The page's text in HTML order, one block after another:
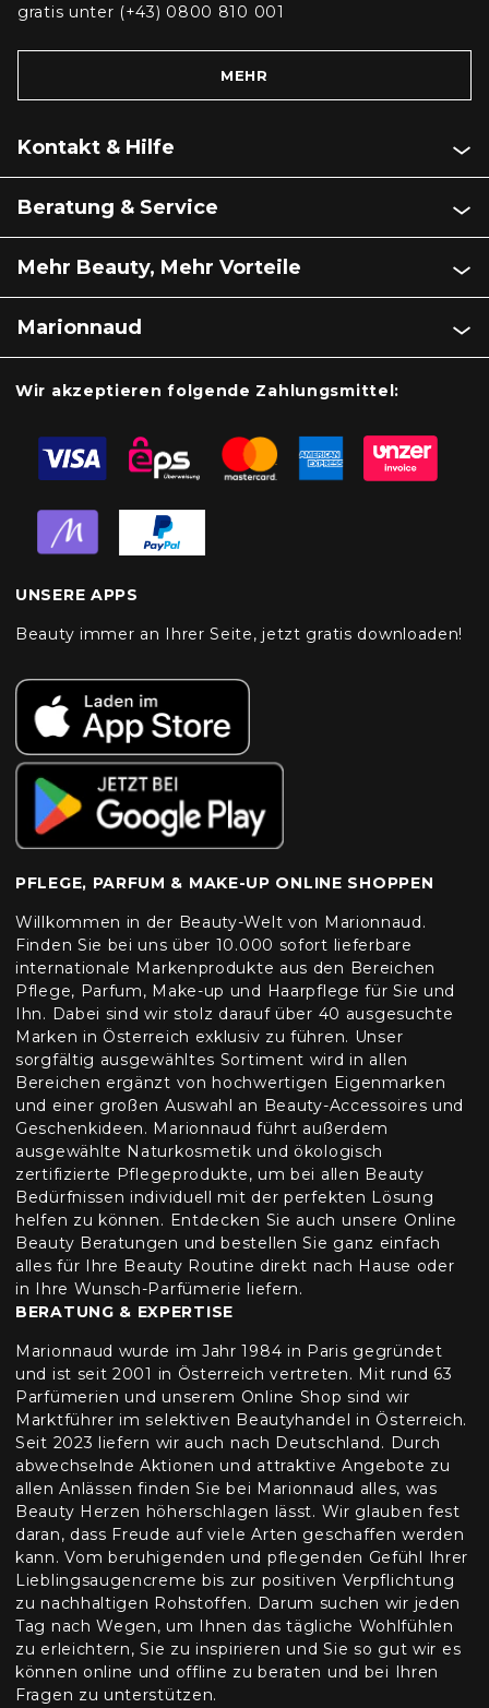
gratis unter (+43) 0800 810 001
MEHR
Kontakt & Hilfe
Beratung & Service
Mehr Beauty, Mehr Vorteile
Marionnaud
Wir akzeptieren folgende Zahlungsmittel:
UNSERE APPS
Beauty immer an Ihrer Seite, jetzt gratis downloaden!
PFLEGE, PARFUM & MAKE-UP ONLINE SHOPPEN
Willkommen in der Beauty-Welt von Marionnaud.
Finden Sie bei uns über 10.000 sofort lieferbare
internationale Markenprodukte aus den Bereichen
Pflege, Parfum, Make-up und Haarpflege für Sie und
Ihn. Dabei sind wir stolz darauf über 40 ausgesuchte
Marken in Österreich exklusiv zu führen. Unser
sorgfältig ausgewähltes Sortiment wird in allen
Bereichen ergänzt von hochwertigen Eigenmarken
und einer großen Auswahl an Beauty-Accessoires und
Geschenkideen. Marionnaud führt außerdem
ausgewählte Naturkosmetik und ökologisch
zertifizierte Pflegeprodukte, um bei allen Beauty
Bedürfnissen individuell mit der perfekten Lösung
helfen zu können. Entdecken Sie auch unsere Online
Beauty Beratungen und bestellen Sie ganz einfach
alles für Ihre Beauty Routine direkt nach Hause oder
in Ihre Wunsch-Parfümerie liefern.
BERATUNG & EXPERTISE
Marionnaud wurde im Jahr 1984 in Paris gegründet
und ist seit 2001 in Österreich vertreten. Mit rund 63
Parfümerien und unserem Online Shop sind wir
Marktführer im selektiven Beautyhandel in Österreich.
Seit 2023 liefern wir auch nach Deutschland. Durch
abwechselnde Aktionen und attraktive Angebote zu
allen Anlässen finden Sie bei Marionnaud alles, was
Beauty Herzen höherschlagen lässt. Wir glauben fest
daran, dass Freude auf viele Arten geschaffen werden
kann. Vom beruhigenden und pflegenden Gefühl Ihrer
Lieblingsaugencreme bis zur positiven Verpflichtung
zu nachhaltigen Rohstoffen. Darum suchen wir jeden
Tag nach Wegen, um Ihnen das tägliche Wohlfühlen
zu erleichtern, Sie zu inspirieren und Sie so gut wir es
können online und offline zu beraten und bei Ihren
Fragen zu unterstützen.